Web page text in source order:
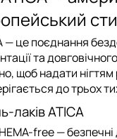
— це поєднання
та
щоб надати
дотрьох
лаків ATICA
free—